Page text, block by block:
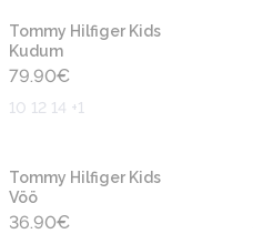
Tommy Hilfiger Kids
Kudum
79.90€
10 12 14 +1
Tommy Hilfiger Kids
Vöö
36.90€